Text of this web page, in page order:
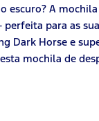
escuro? A
para as
Dark Horse e
mochila de